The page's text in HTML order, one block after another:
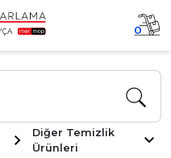
0
Diğer Temizlik
Ürünleri